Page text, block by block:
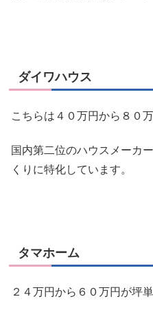
ダイワハウス
こちらは４０万円から８０
国内第二位のハウスメーカー
くりに特化しています。
タマホーム
２４万円から６０万円が坪単